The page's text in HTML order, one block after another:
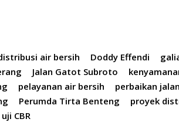
air bersih Doddy Effendi
Jalan Gatot Subroto
pelayanan air bersih
perbaikan jalan
Perumda Tirta Benteng
proyek
uji CBR